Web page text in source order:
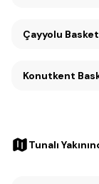
Çayyolu
Tunalı